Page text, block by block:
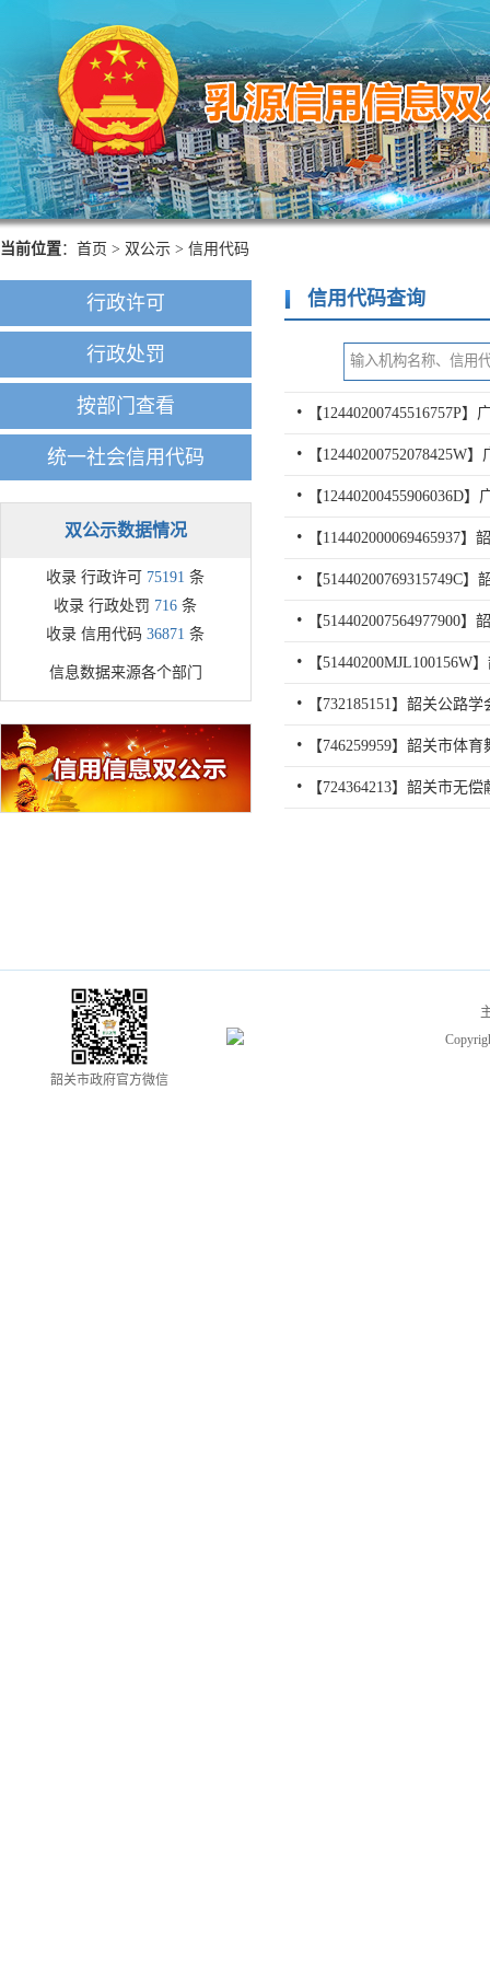
当前位置： 首页 > 双公示 > 信用代码
行政许可
行政处罚
按部门查看
统一社会信用代码
双公示数据情况
收录 行政许可 75191 条
收录 行政处罚 716 条
收录 信用代码36871 条
信息数据来源各个部门
信用代码查询
韶关市政府官方微信